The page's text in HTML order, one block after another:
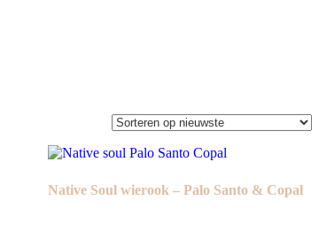
Native Soul wierook – Palo Santo & Copal